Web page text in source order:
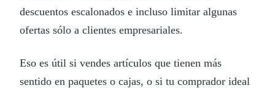
descuentos escalonados e incluso limitar algunas
ofertas sólo a clientes empresariales.
Eso es útil si vendes artículos que tienen más
sentido en paquetes o cajas, o si tu comprador ideal